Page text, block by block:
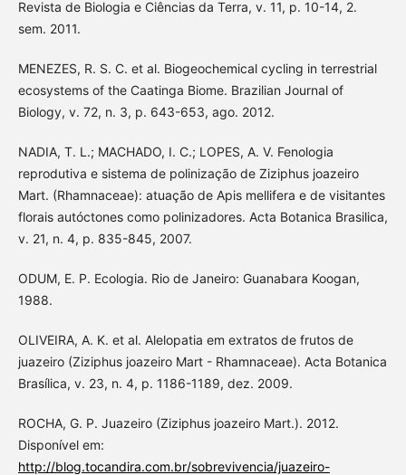
Revista de Biologia e Ciências da Terra, v. 11, p. 10-14, 2.
sem. 2011.
MENEZES, R. S. C. et al. Biogeochemical cycling in terrestrial
ecosystems of the Caatinga Biome. Brazilian Journal of
Biology, v. 72, n. 3, p. 643-653, ago. 2012.
NADIA, T. L.; MACHADO, I. C.; LOPES, A. V. Fenologia
reprodutiva e sistema de polinização de Ziziphus joazeiro
Mart. (Rhamnaceae): atuação de Apis mellifera e de visitantes
florais autóctones como polinizadores. Acta Botanica Brasilica,
v. 21, n. 4, p. 835-845, 2007.
ODUM, E. P. Ecologia. Rio de Janeiro: Guanabara Koogan,
1988.
OLIVEIRA, A. K. et al. Alelopatia em extratos de frutos de
juazeiro (Ziziphus joazeiro Mart - Rhamnaceae). Acta Botanica
Brasílica, v. 23, n. 4, p. 1186-1189, dez. 2009.
ROCHA, G. P. Juazeiro (Ziziphus joazeiro Mart.). 2012.
Disponível em:
http://blog.tocandira.com.br/sobrevivencia/juazeiro-